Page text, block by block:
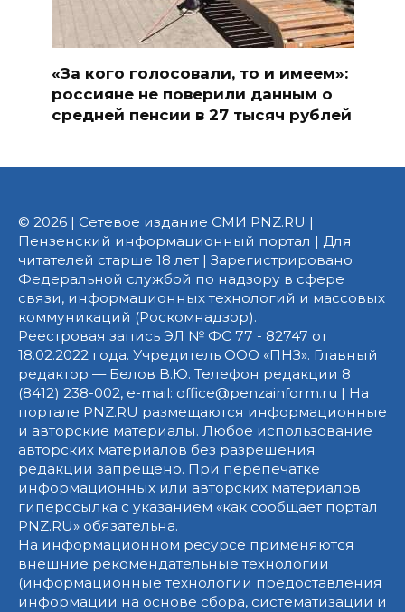
«За кого голосовали, то и имеем»:
россияне не поверили данным о
средней пенсии в 27 тысяч рублей
© 2026 | Сетевое издание СМИ PNZ.RU |
Пензенский информационный портал | Для
читателей старше 18 лет | Зарегистрировано
Федеральной службой по надзору в сфере
связи, информационных технологий и массовых
коммуникаций (Роскомнадзор).
Реестровая запись ЭЛ № ФС 77 - 82747 от
18.02.2022 года. Учредитель ООО «ПНЗ». Главный
редактор — Белов В.Ю. Телефон редакции 8
(8412) 238-002, e-mail: office@penzainform.ru | На
портале PNZ.RU размещаются информационные
и авторские материалы. Любое использование
авторских материалов без разрешения
редакции запрещено. При перепечатке
информационных или авторских материалов
гиперссылка с указанием «как сообщает портал
PNZ.RU» обязательна.
На информационном ресурсе применяются
внешние рекомендательные технологии
(информационные технологии предоставления
информации на основе сбора, систематизации и